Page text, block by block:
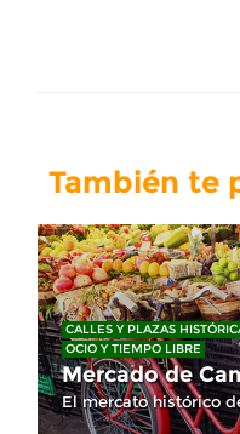
También te
CALLES Y PLAZAS
OCIO Y TIEMPO LIBRE
Mercado de
El mercato histórico